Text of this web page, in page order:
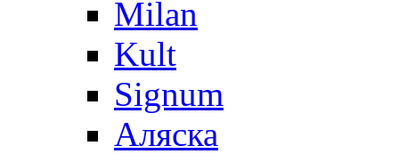
Milan
Kult
Signum
Аляска